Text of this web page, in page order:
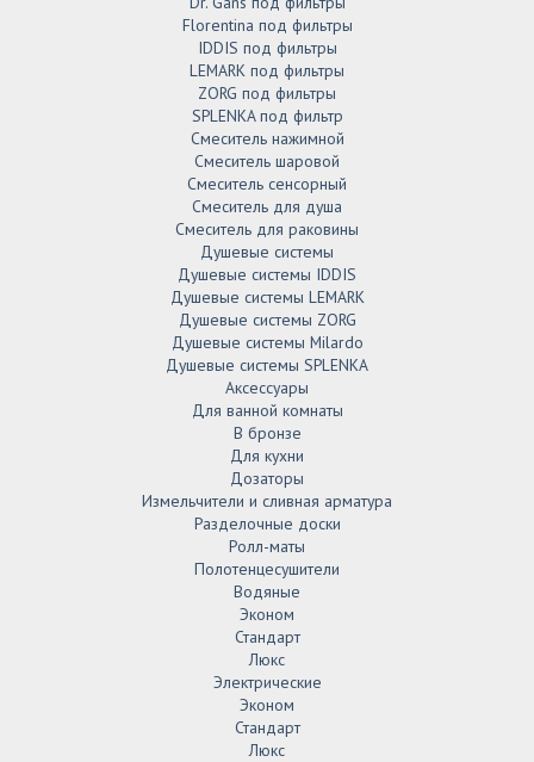
Florentina под фильтры
IDDIS под фильтры
LEMARK под фильтры
ZORG под фильтры
SPLENKA под фильтр
Смеситель нажимной
Смеситель шаровой
Смеситель сенсорный
Смеситель для душа
Смеситель для раковины
Душевые системы
Душевые системы IDDIS
Душевые системы LEMARK
Душевые системы ZORG
Душевые системы Milardo
Душевые системы SPLENKA
Аксессуары
Для ванной комнаты
В бронзе
Для кухни
Дозаторы
Измельчители и сливная арматура
Разделочные доски
Ролл-маты
Полотенцесушители
Водяные
Эконом
Стандарт
Люкс
Электрические
Эконом
Стандарт
Люкс